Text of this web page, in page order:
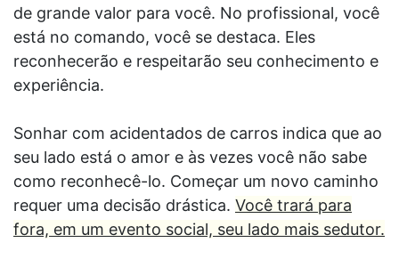
de grande valor para você. No profissional, você
está no comando, você se destaca. Eles
reconhecerão e respeitarão seu conhecimento e
experiência.
Sonhar com acidentados de carros indica que ao
seu lado está o amor e às vezes você não sabe
como reconhecê-lo. Começar um novo caminho
requer uma decisão drástica. Você trará para
fora, em um evento social, seu lado mais sedutor.